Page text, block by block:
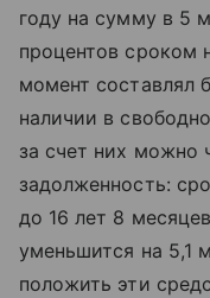
году на сумму в 5
процентов сроком
момент составлял
наличии в
за счет них можно
задолженность:
до 16 лет 8
уменьшится на 5,1
положить эти